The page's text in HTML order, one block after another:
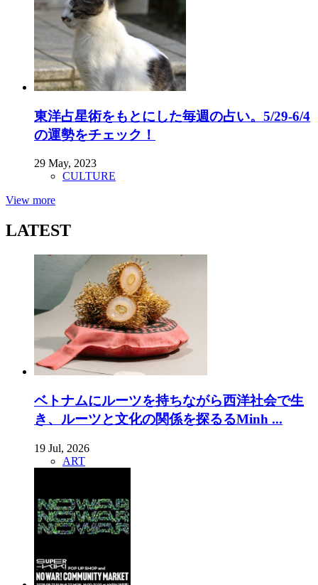
東洋占星術をもとにした毎週の占い。5/29-6/4
の運勢をチェック！
29 May, 2023
CULTURE
View more
LATEST
ベトナムにルーツを持ちながら西洋社会で生
き、ルーツと文化の関係を探るるMinh ...
19 Jul, 2026
ART